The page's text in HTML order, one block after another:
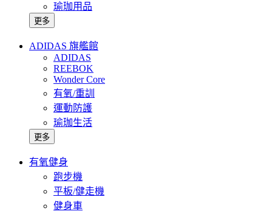
瑜珈用品
更多
ADIDAS 旗艦館
ADIDAS
REEBOK
Wonder Core
有氧/重訓
運動防護
瑜珈生活
更多
有氧健身
跑步機
平板/健走機
健身車